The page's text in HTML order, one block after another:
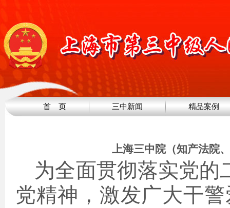
首 页 三中新闻 精品案例
上海三中院（知产法院
为全面贯彻落实党的
党精神，激发广大干